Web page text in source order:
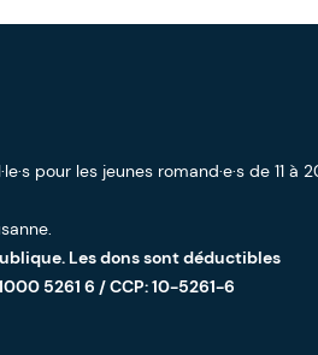
pour les jeunes romand·e·s de 11 à
Les dons sont déductibles
5261 6 / CCP: 10-5261-6